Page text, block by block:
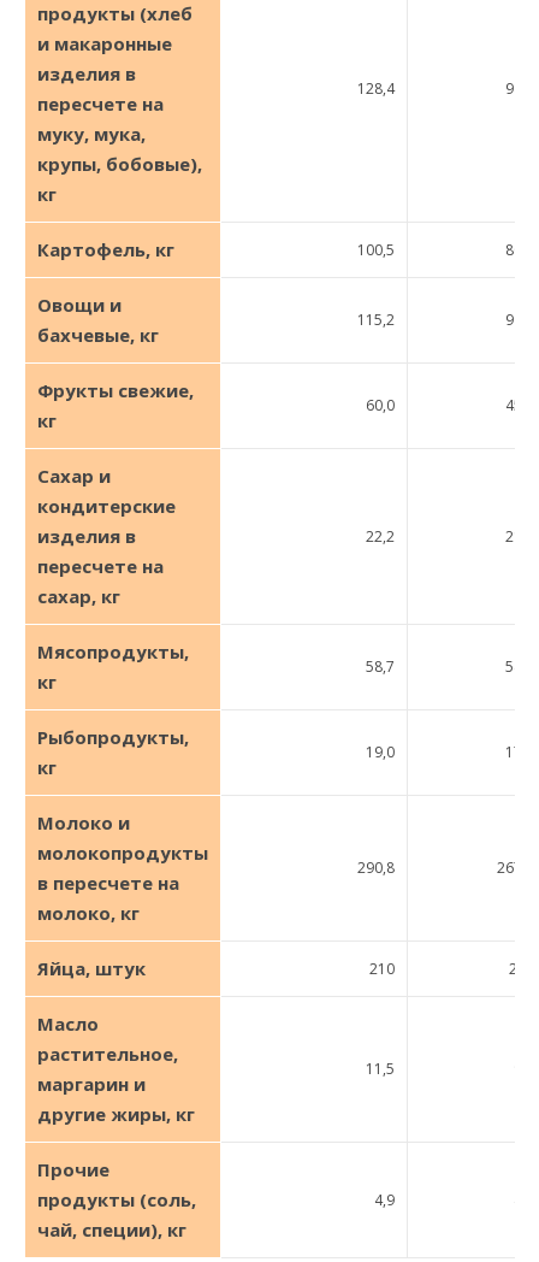
продукты (хлеб
и макаронные
изделия в
пересчете на
муку, мука,
крупы, бобовые),
кг
128,4 98,7
Картофель, кг 100,5 80,0
Овощи и
бахчевые, кг
115,2 99,0
Фрукты свежие,
кг
60,0 45,0
Сахар и
кондитерские
изделия в
пересчете на
сахар, кг
22,2 21,2
Мясопродукты,
кг
58,7 54,0
Рыбопродукты,
кг
19,0 17,0
Молоко и
молокопродукты
в пересчете на
молоко, кг
290,8 267,8
Яйца, штук 210 200
Масло
растительное,
маргарин и
другие жиры, кг
11,5
Прочие
продукты (соль,
чай, специи), кг
4,9